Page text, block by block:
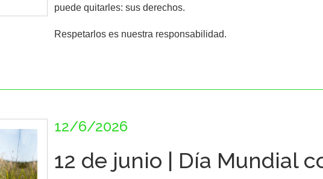
puede quitarles: sus derechos.
Respetarlos es nuestra responsabilidad.
12/6/2026
12 de junio | Día Mundial